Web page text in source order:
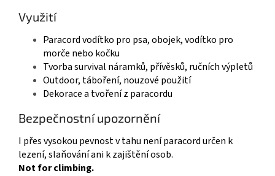
Využití
Paracord vodítko pro psa, obojek, vodítko pro
morče nebo kočku
Tvorba survival náramků, přívěsků, ručních výpletů
Outdoor, táboření, nouzové použití
Dekorace a tvoření z paracordu
Bezpečnostní upozornění
I přes vysokou pevnost v tahu není paracord určen k
lezení, slaňování ani k zajištění osob.
Not for climbing.